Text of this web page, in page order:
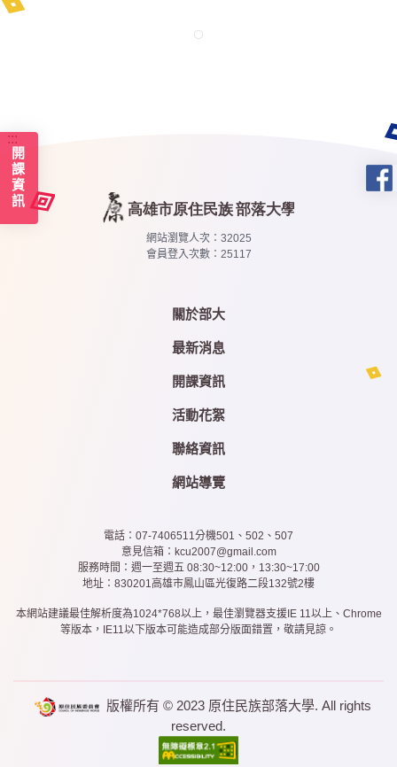
開課資訊
:::
網站瀏覽人次： 32025
會員登入次數： 25117
關於部大
最新消息
開課資訊
活動花絮
聯絡資訊
網站導覽
電話：07-7406511分機501、502、507
意見信箱：kcu2007@gmail.com
服務時間：週一至週五 08:30~12:00，13:30~17:00
地址：830201高雄市鳳山區光復路二段132號2樓
本網站建議最佳解析度為1024*768以上，最佳瀏覽器支援IE 11以上、Chrome
等版本，IE11以下版本可能造成部分版面錯置，敬請見諒。
版權所有 © 2023 原住民族部落大學. All rights
reserved.